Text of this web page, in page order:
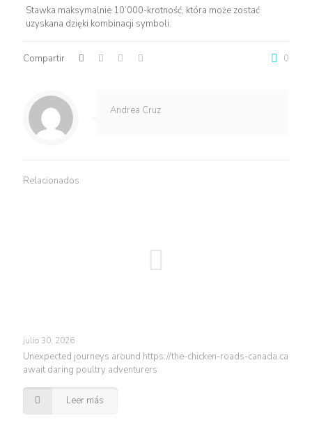
Stawka maksymalnie 10’000-krotność, która może zostać
uzyskana dzięki kombinacji symboli.
Compartir 0
Andrea Cruz
Relacionados
julio 30, 2026
Unexpected journeys around https://the-chicken-roads-canada.ca
await daring poultry adventurers
Leer más